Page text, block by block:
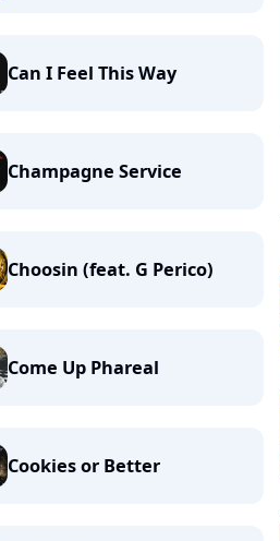
Can I Feel This Way
Champagne Service
Choosin (feat. G Perico)
Come Up Phareal
Cookies or Better